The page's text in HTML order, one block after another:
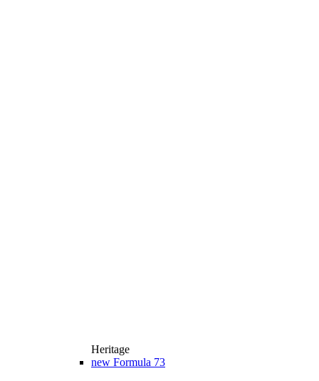
Heritage
new Formula 73